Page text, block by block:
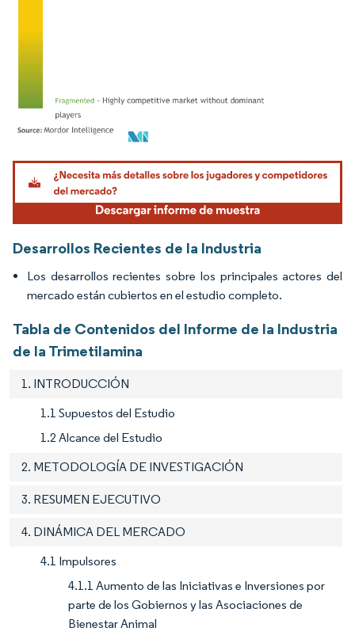
Imagen © Mordor Intelligence. El uso requiere atribución según CC BY 4.0.
Desarrollos Recientes de la Industria
Los desarrollos recientes sobre los principales actores del
mercado están cubiertos en el estudio completo.
Tabla de Contenidos del Informe de la Industria
de la Trimetilamina
1. INTRODUCCIÓN
1.1 Supuestos del Estudio
1.2 Alcance del Estudio
2. METODOLOGÍA DE INVESTIGACIÓN
3. RESUMEN EJECUTIVO
4. DINÁMICA DEL MERCADO
4.1 Impulsores
4.1.1 Aumento de las Iniciativas e Inversiones por
parte de los Gobiernos y las Asociaciones de
Bienestar Animal